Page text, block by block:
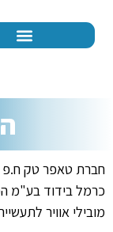
כרמל בידוד בע"מ
מובילי אוויר